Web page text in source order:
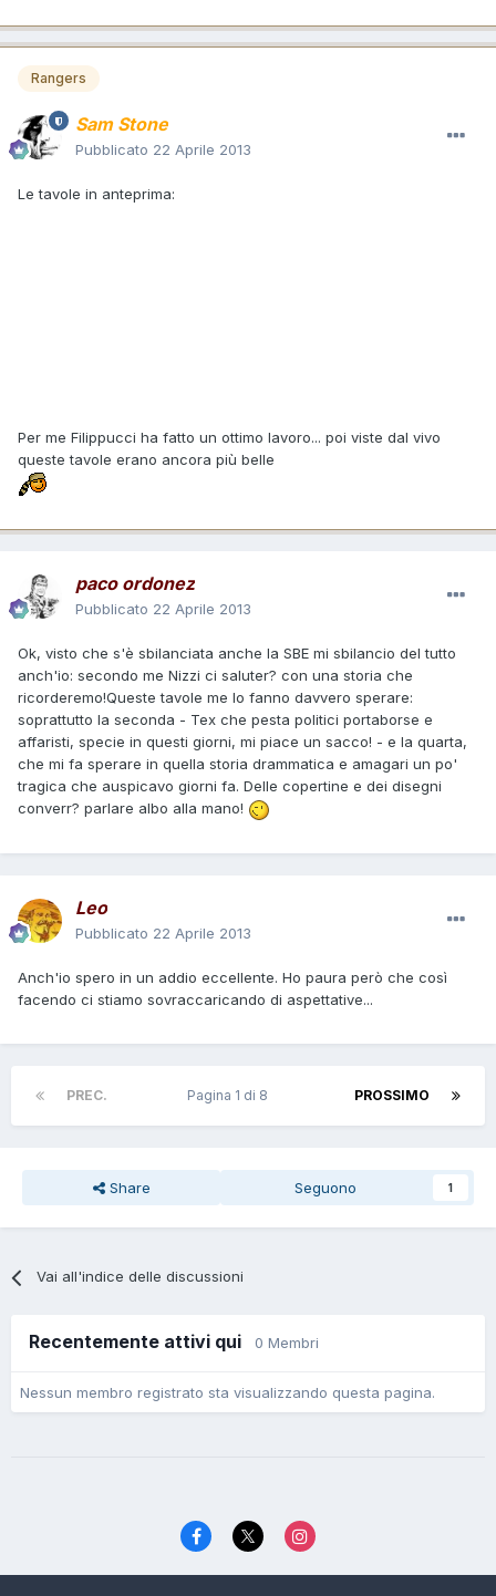
Rangers
Sam Stone
Pubblicato 22 Aprile 2013
Le tavole in anteprima:
Per me Filippucci ha fatto un ottimo lavoro... poi viste dal vivo
queste tavole erano ancora più belle
paco ordonez
Pubblicato 22 Aprile 2013
Ok, visto che s'è sbilanciata anche la SBE mi sbilancio del tutto
anch'io: secondo me Nizzi ci saluter? con una storia che
ricorderemo!Queste tavole me lo fanno davvero sperare:
soprattutto la seconda - Tex che pesta politici portaborse e
affaristi, specie in questi giorni, mi piace un sacco! - e la quarta,
che mi fa sperare in quella storia drammatica e amagari un po'
tragica che auspicavo giorni fa. Delle copertine e dei disegni
converr? parlare albo alla mano!
Leo
Pubblicato 22 Aprile 2013
Anch'io spero in un addio eccellente. Ho paura però che così
facendo ci stiamo sovraccaricando di aspettative...
PREC. PROSSIMO
Pagina 1 di 8
Share Seguono 1
Vai all'indice delle discussioni
Recentemente attivi qui 0 Membri
Nessun membro registrato sta visualizzando questa pagina.